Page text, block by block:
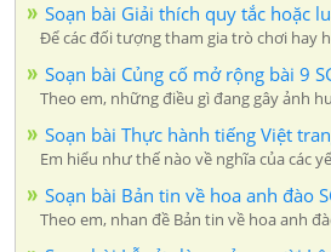
Soạn bài Giải thích quy tắc hoặc
Để các đối tượng tham gia trò chơi hay
Soạn bài Củng cố mở rộng bài 9
Theo em, những điều gì đang gây ảnh
Soạn bài Thực hành tiếng Việt
Em hiểu như thế nào về nghĩa của các
Soạn bài Bản tin về hoa anh đào
Theo em, nhan đề Bản tin về hoa anh